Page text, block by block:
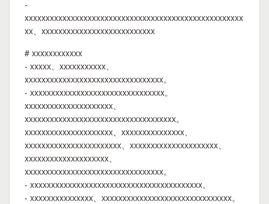
-
xxxxxxxxxxxxxxxxxxxxxxxxxxxxxxxxxxxxxxxxxxxxxxxxxxxx
xx、xxxxxxxxxxxxxxxxxxxxxxxxxxx
# xxxxxxxxxxxx
- xxxxx、xxxxxxxxxxx、
xxxxxxxxxxxxxxxxxxxxxxxxxxxxxxxxx。
- xxxxxxxxxxxxxxxxxxxxxxxxxxxxxxxx。
xxxxxxxxxxxxxxxxxxxxx、
xxxxxxxxxxxxxxxxxxxxxxxxxxxxxxxxxxxx。
xxxxxxxxxxxxxxxxxxxxx、xxxxxxxxxxxxxxx、
xxxxxxxxxxxxxxxxxxxxxxx、xxxxxxxxxxxxxxxxxxxxx、
xxxxxxxxxxxxxxxxxxxx、
xxxxxxxxxxxxxxxxxxxxxxxxxxxxxxxxx。
- xxxxxxxxxxxxxxxxxxxxxxxxxxxxxxxxxxxxxxxxx。
- xxxxxxxxxxxxxxx、xxxxxxxxxxxxxxxxxxxxxxxxxxxxxxx。